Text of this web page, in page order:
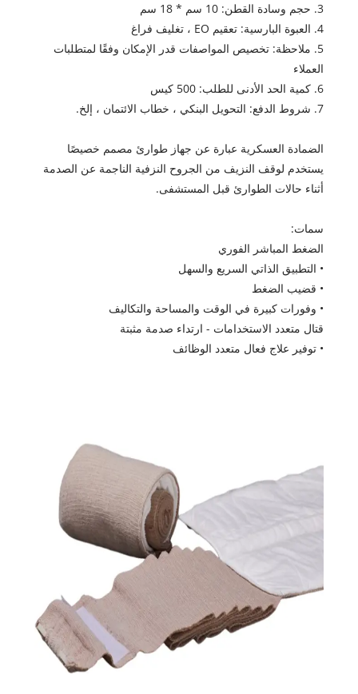
3. حجم وسادة القطن: 10 سم * 18 سم
4. العبوة البارسية: تعقيم EO ، تغليف فراغ
5. ملاحظة: تخصيص المواصفات قدر الإمكان وفقًا لمتطلبات
العملاء
6. كمية الحد الأدنى للطلب: 500 كيس
7. شروط الدفع: التحويل البنكي ، خطاب الائتمان ، إلخ.
الضمادة العسكرية عبارة عن جهاز طوارئ مصمم خصيصًا
يستخدم لوقف النزيف من الجروح النزفية الناجمة عن الصدمة
أثناء حالات الطوارئ قبل المستشفى.
سمات:
الضغط المباشر الفوري
• التطبيق الذاتي السريع والسهل
• قضيب الضغط
• وفورات كبيرة في الوقت والمساحة والتكاليف
قتال متعدد الاستخدامات - ارتداء صدمة مثبتة
• توفير علاج فعال متعدد الوظائف